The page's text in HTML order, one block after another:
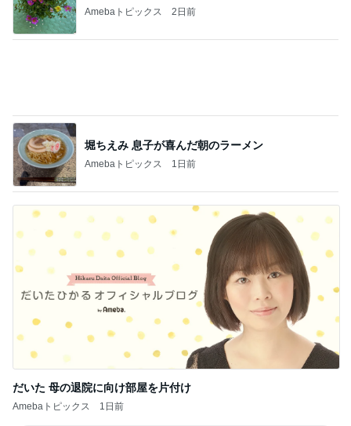
Amebaトピックス 2日前
堀ちえみ 息子が喜んだ朝のラーメン
Amebaトピックス 1日前
だいた 母の退院に向け部屋を片付け
Amebaトピックス 1日前